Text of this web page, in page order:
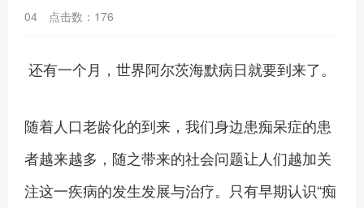
04
点击数： 176
还有一个月，世界阿尔茨海默病日就要到来了。
随着人口老龄化的到来，我们身边患痴呆症的患
者越来越多，随之带来的社会问题让人们越加关
注这一疾病的发生发展与治疗。只有早期认识“痴